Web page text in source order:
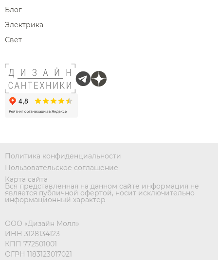
Блог
Электрика
Свет
Политика конфиденциальности
Пользовательское соглашение
Карта сайта
Вся представленная на данном сайте информация не
является публичной офертой, носит исключительно
информационный характер
ООО «Дизайн Молл»
ИНН 3128134123
КПП 772501001
ОГРН 1183123017021